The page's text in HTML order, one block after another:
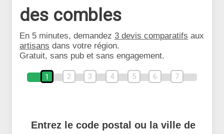
des combles
En 5 minutes, demandez 3 devis comparatifs aux
artisans dans votre région.
Gratuit, sans pub et sans engagement.
1 2 3 4 5 6 7
Entrez le code postal ou la ville de